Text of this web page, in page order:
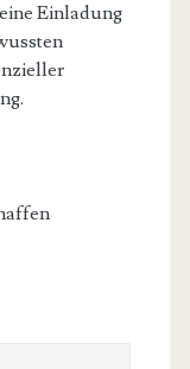
Einladung